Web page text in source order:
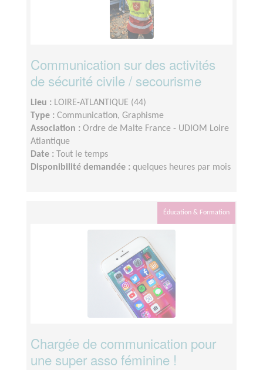
Communication sur des activités
de sécurité civile / secourisme
Lieu : LOIRE-ATLANTIQUE (44)
Type : Communication, Graphisme
Association : Ordre de Malte France - UDIOM Loire
Atlantique
Date :
Tout le temps
Disponibilité demandée : quelques heures par mois
Éducation & Formation
Chargée de communication pour
une super asso féminine !